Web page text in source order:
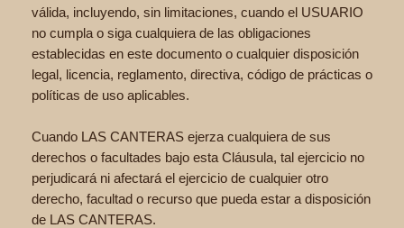
válida, incluyendo, sin limitaciones, cuando el USUARIO
no cumpla o siga cualquiera de las obligaciones
establecidas en este documento o cualquier disposición
legal, licencia, reglamento, directiva, código de prácticas o
políticas de uso aplicables.
Cuando LAS CANTERAS ejerza cualquiera de sus
derechos o facultades bajo esta Cláusula, tal ejercicio no
perjudicará ni afectará el ejercicio de cualquier otro
derecho, facultad o recurso que pueda estar a disposición
de LAS CANTERAS.